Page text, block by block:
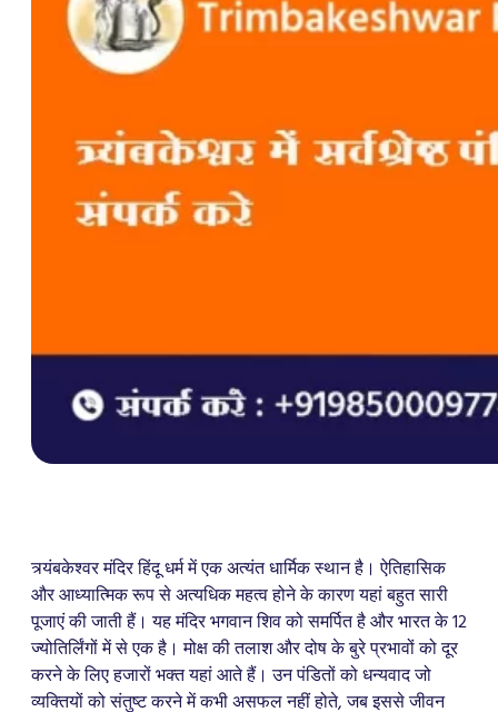
त्र्यंबकेश्वर मंदिर हिंदू धर्म में एक अत्यंत धार्मिक स्थान है। ऐतिहासिक
और आध्यात्मिक रूप से अत्यधिक महत्व होने के कारण यहां बहुत सारी
पूजाएं की जाती हैं। यह मंदिर भगवान शिव को समर्पित है और भारत के 12
ज्योतिर्लिंगों में से एक है। मोक्ष की तलाश और दोष के बुरे प्रभावों को दूर
करने के लिए हजारों भक्त यहां आते हैं। उन पंडितों को धन्यवाद जो
व्यक्तियों को संतुष्ट करने में कभी असफल नहीं होते, जब इससे जीवन